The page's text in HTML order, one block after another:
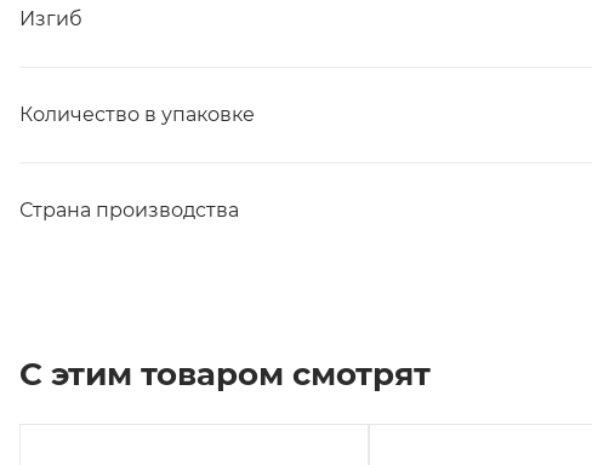
Изгиб
Количество в упаковке
Страна производства
С этим товаром смотрят